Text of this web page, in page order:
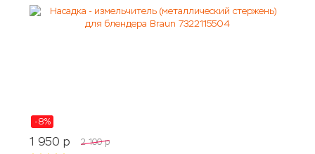
-8%
1 950 p 2 100 p